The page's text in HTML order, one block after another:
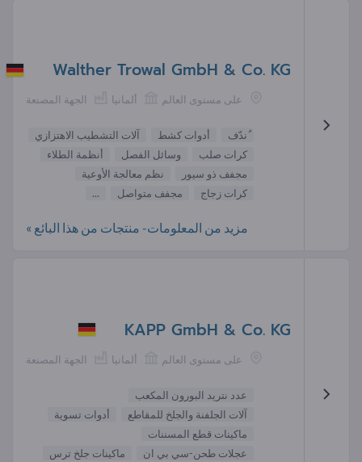
Walther Trowal GmbH & Co. KG
الجهة المصنعة ألمانيا على مستوى العالم
ُندّف أدوات كشط
آلات التشطيب الاهتزازي
كرات صلب
وسائل الفصل
أنظمة الطلاء
مجفف ذو سيور
نظم معالجة الأوعية
كرات زجاج
مجفف متواصل ...
مزيد من المعلومات- منتجات من هذا البائع »
KAPP GmbH & Co. KG
الجهة المصنعة ألمانيا على مستوى العالم
عدد نتريد البورون المكعب
آلات الجلفنة والجلخ للمقاطع
أدوات تسوية
ماكينات قطع المسننات
عجلات طحن-سي بي ان
ماكينات جلخ ترس